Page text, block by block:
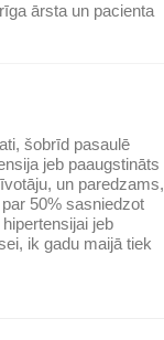
ārsta un pacienta
šobrīd pasaulē
jeb paaugstināts
un paredzams,
50% sasniedzot
jeb
ik gadu maijā tiek